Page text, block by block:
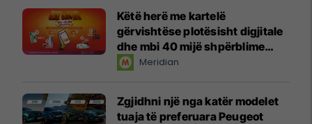
Këtë herë me kartelë
gërvishtëse plotësisht digjitale
dhe mbi 40 mijë shpërblime
instant!Meridian
Zgjidhni një nga katër modelet
tuaja të preferuara Peugeot